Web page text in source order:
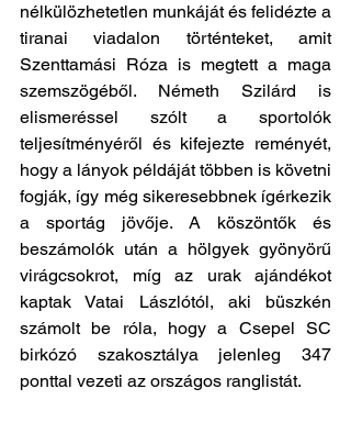
nélkülözhetetlen munkáját és felidézte a
tiranai viadalon történteket, amit
Szenttamási Róza is megtett a maga
szemszögéből. Németh Szilárd is
elismeréssel szólt a sportolók
teljesítményéről és kifejezte reményét,
hogy a lányok példáját többen is követni
fogják, így még sikeresebbnek ígérkezik
a sportág jövője. A köszöntők és
beszámolók után a hölgyek gyönyörű
virágcsokrot, míg az urak ajándékot
kaptak Vatai Lászlótól, aki büszkén
számolt be róla, hogy a Csepel SC
birkózó szakosztálya jelenleg 347
ponttal vezeti az országos ranglistát.